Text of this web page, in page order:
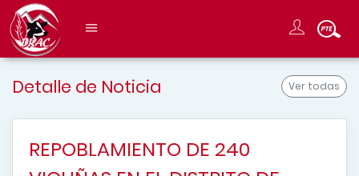
Ver todas
Detalle de Noticia
REPOBLAMIENTO DE 240